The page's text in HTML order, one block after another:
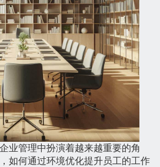
业管理中扮演着越来越重要的角
如何通过环境优化提升员工的工作